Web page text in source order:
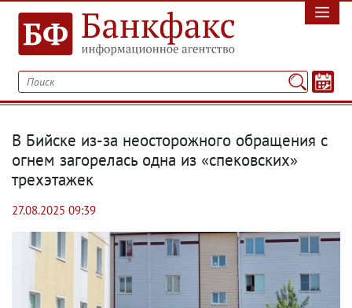
В Бийске из-за неосторожного обращения с
огнем загорелась одна из «спековских»
трехэтажек
27.08.2025 09:39